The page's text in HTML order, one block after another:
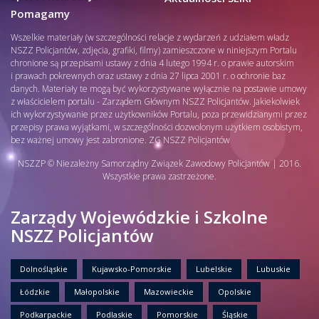
Pomagamy
Wszelkie materiały (w szczególności relacje z wydarzeń z udziałem władz
NSZZ Policjantów, zdjęcia, grafiki, filmy) zamieszczone w niniejszym Portalu
chronione są przepisami ustawy z dnia 4 lutego 1994 r. o prawie autorskim
i prawach pokrewnych oraz ustawy z dnia 27 lipca 2001 r. o ochronie baz
danych. Materiały te mogą być wykorzystywane wyłącznie na postawie umowy
z właścicielem portalu - Zarządem Głównym NSZZ Policjantów. Jakiekolwiek
ich wykorzystywanie przez użytkowników Portalu, poza przewidzianymi przez
przepisy prawa wyjątkami, w szczególności dozwolonym użytkiem osobistym,
bez ważnej umowy jest zabronione. ZG NSZZ Policjantów
NSZZP © Niezależny Samorządny Związek Zawodowy Policjantów | 2016.
Wszystkie prawa zastrzeżone.
Zarządy Wojewódzkie i Szkolne
NSZZ Policjantów
Dolnośląskie Kujawsko-Pomorskie Lubelskie Lubuskie
Łódzkie Małopolskie Mazowieckie Opolskie
Podkarpackie Podlaskie Pomorskie Śląskie